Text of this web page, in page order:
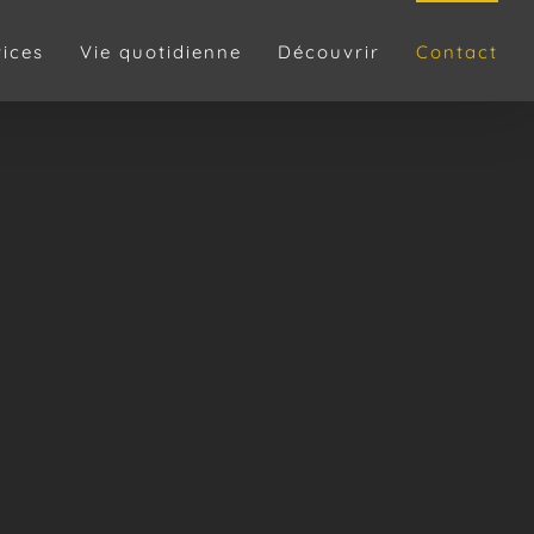
Vie quotidienne Découvrir Contact